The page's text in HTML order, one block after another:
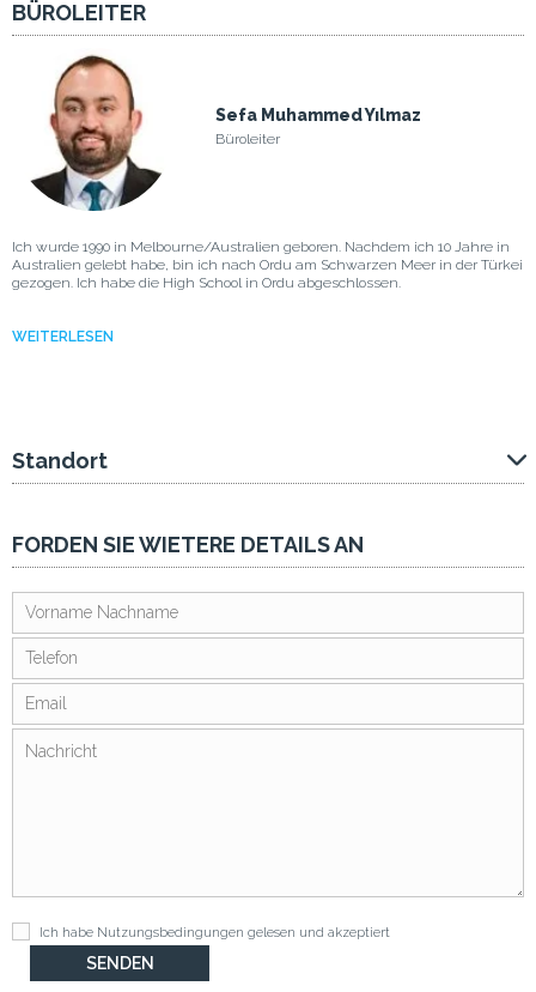
BÜROLEITER
Sefa Muhammed Yılmaz
Büroleiter
Ich wurde 1990 in Melbourne/Australien geboren. Nachdem ich 10 Jahre in
Australien gelebt habe, bin ich nach Ordu am Schwarzen Meer in der Türkei
gezogen. Ich habe die High School in Ordu abgeschlossen.
WEITERLESEN
Standort
FORDEN SIE WIETERE DETAILS AN
Ich habe Nutzungsbedingungen gelesen und akzeptiert